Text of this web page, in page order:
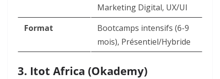
Marketing Digital, UX/UI
Format
Bootcamps intensifs (6-9
mois), Présentiel/Hybride
3. Itot Africa (Okademy)